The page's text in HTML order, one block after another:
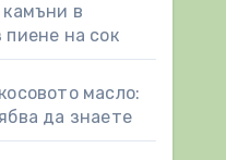
в
пиене на сок
масло:
да знаете